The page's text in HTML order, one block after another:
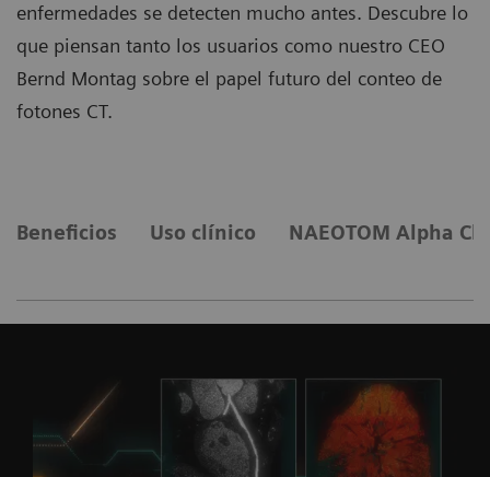
enfermedades se detecten mucho antes. Descubre lo
que piensan tanto los usuarios como nuestro CEO
Bernd Montag sobre el papel futuro del conteo de
fotones CT.
Beneficios Uso clínico NAEOTOM Alpha